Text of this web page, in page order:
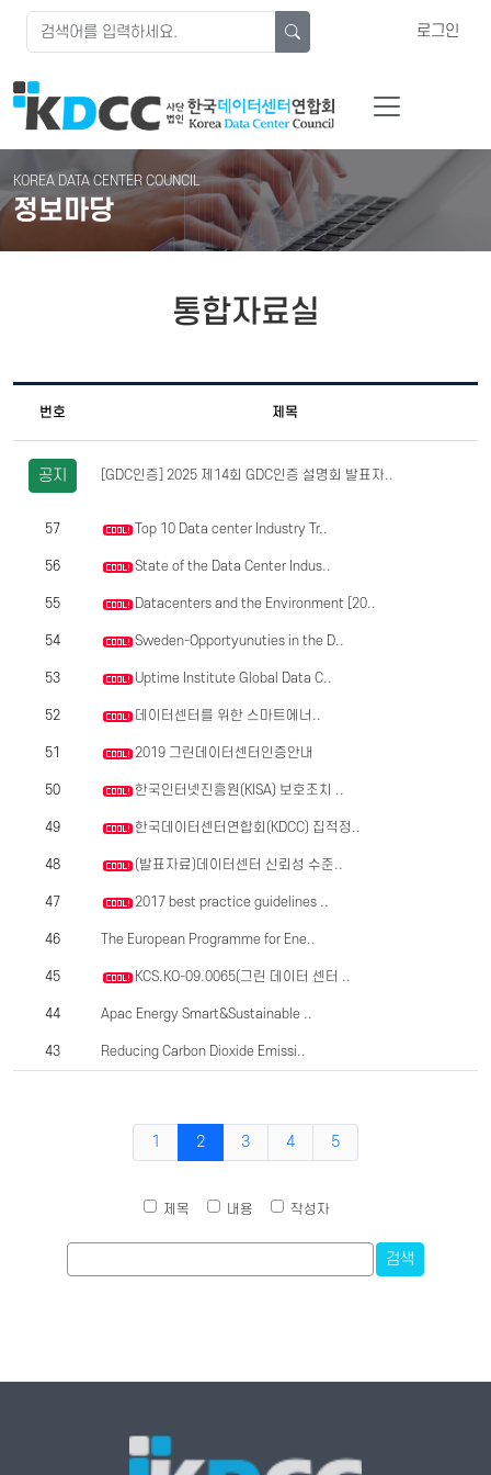
로그인
KOREA DATA CENTER COUNCIL
정보마당
통합자료실
번호 제목
공지 [GDC인증] 2025 제14회 GDC인증 설명회 발표자..
57 Top 10 Data center Industry Tr..
56 State of the Data Center Indus..
55 Datacenters and the Environment [20..
54 Sweden-Opportyunuties in the D..
53 Uptime Institute Global Data C..
52 데이터센터를 위한 스마트에너..
51 2019 그린데이터센터인증안내
50 한국인터넷진흥원(KISA) 보호조치 ..
49 한국데이터센터연합회(KDCC) 집적정..
48 (발표자료)데이터센터 신뢰성 수준..
47 2017 best practice guidelines ..
46 The European Programme for Ene..
45 KCS.KO-09.0065(그린 데이터 센터 ..
44 Apac Energy Smart&Sustainable ..
43 Reducing Carbon Dioxide Emissi..
1 2 3 4 5
제목 내용 작성자
검색